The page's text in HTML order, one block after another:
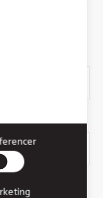
Vores
andre
de har
såsom